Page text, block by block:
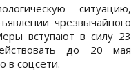
ситуацию,
чрезвычайного
вступают в силу 23
до 20 мая
в соцсети.